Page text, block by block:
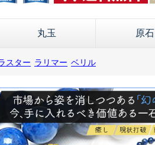
丸玉 原石
スター ラリマー ベリル